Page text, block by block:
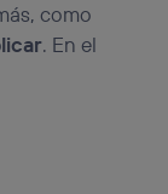
como
. En el